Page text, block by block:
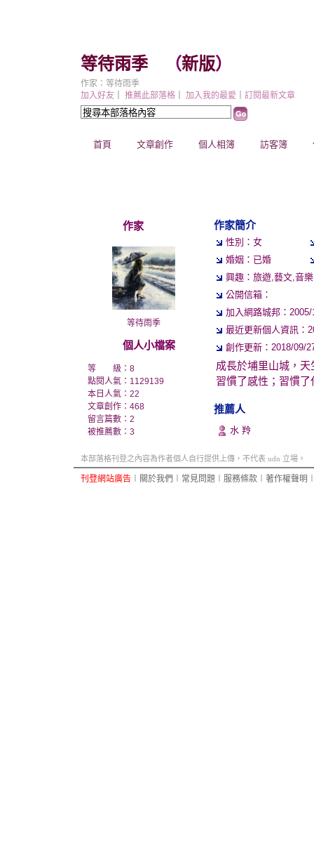
等待雨季 （新版）
首頁 文章創作 個人相簿 訪客簿
加入好友 推薦此部落格 加入我的最愛 訂閱最新文章
作家：等待雨季
作家
等待雨季
個人小檔案
等 級：8
點閱人氣：1129139
本日人氣：22
文章創作：468
留言篇數：2
被推薦數： 3
作家簡介
性別：女
婚姻：已婚
興趣：旅遊,藝文,音
公開信箱：
加入網路城邦：
最近更新個人資訊：
創作更新：2018/09/
成長於埔里山城，
習慣了感性；習慣
推薦人
水 羚
本部落格刊登之內容為作者個人自行提供上傳，不代表 udn 立場。
刊登網站廣告 關於我們 常見問題 服務條款 著作權聲明